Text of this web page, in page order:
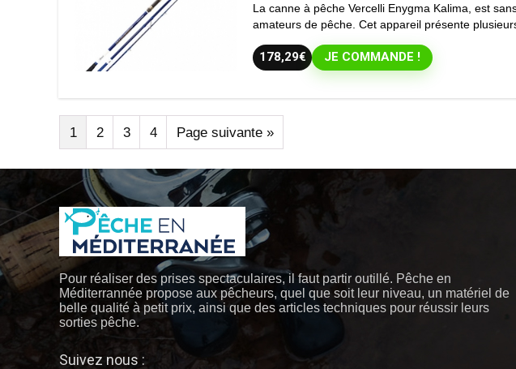
La canne à pêche Vercelli Enygma Kalima, est
amateurs de pêche. Cet appareil présente
178,29€ JE COMMANDE !
1 2 3 4 Page suivante »
Pour réaliser des prises spectaculaires, il faut partir outillé. Pêche en
Méditerrannée propose aux pêcheurs, quel que soit leur niveau, un matériel de
belle qualité à petit prix, ainsi que des articles techniques pour réussir leurs
sorties pêche.
Suivez nous :